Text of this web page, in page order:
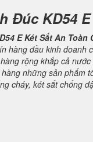
Đúc KD54 E
E Két Sắt An Toàn
hàng đầu kinh doanh
rộng khắp cả
những sản phẩm
cháy, két sắt chống